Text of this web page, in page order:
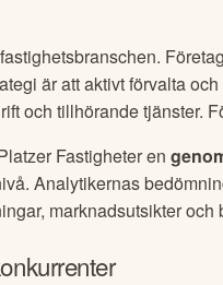
är att aktivt förvalta
och tillhörande tjänster.
Fastigheteren
Analytikernas
marknadsutsikter och